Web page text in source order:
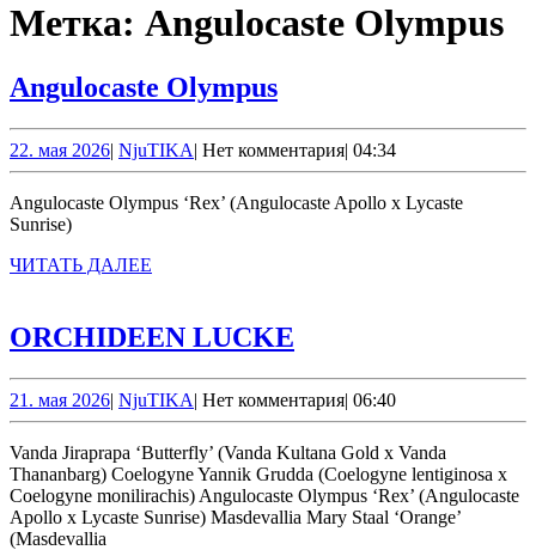
Метка: Angulocaste Olympus
Angulocaste OlympusAngulocaste
22. мая 202622.
мая
2026
| NjuTIKANjuTIKA
| Нет комментария| 04:34
Angulocaste Olympus ‘Rex’ (Angulocaste Apollo x Lycaste
Sunrise)
ЧИТАТЬ ДАЛЕЕ
ORCHIDEEN LUCKE
21. мая 202621.
мая
2026
| NjuTIKANjuTIKA
| Нет комментария| 06:40
Vanda Jiraprapa ‘Butterfly’ (Vanda Kultana Gold x Vanda
Thananbarg) Coelogyne Yannik Grudda (Coelogyne lentiginosa x
Coelogyne monilirachis) Angulocaste Olympus ‘Rex’ (Angulocaste
Apollo x Lycaste Sunrise) Masdevallia Mary Staal ‘Orange’
(Masdevallia